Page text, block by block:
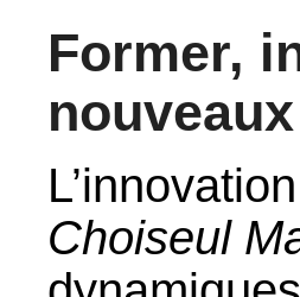
Former,
Choiseul